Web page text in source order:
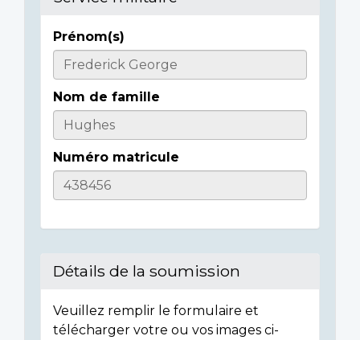
Casualty
Details
Prénom(s)
Nom de famille
Numéro matricule
Détails de la soumission
Veuillez remplir le formulaire et
télécharger votre ou vos images ci-